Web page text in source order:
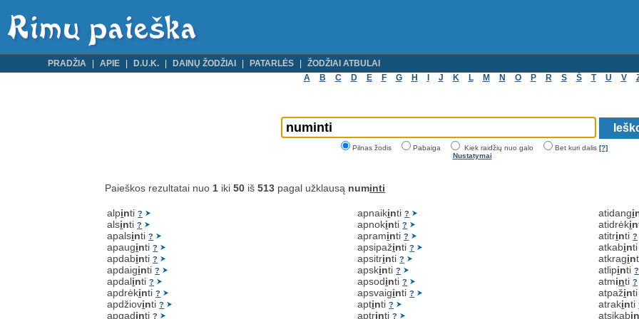
PRADŽIA APIE D.U.K. DAINŲ ŽODŽIAI PATARLĖS
ŽODŽIAI ATBULAI
A
B C D E F G H J K L M N O P R S Š T U V
Pilnas žodis Pabaiga Kiek raidžių nuo galo Bet kuri dalis [?]
Nustatymai
Paieškos rezultatai nuo 1 iki50 iš513 pagal užklausą numinti
alpinti?
alsinti?
apalsinti?
apauginti?
apdabinti?
apdaiginti?
apdalinti?
apdrėkinti?
apdžiovinti?
apgadinti?
apnaikinti?
apnokinti?
apraminti?
apsipažinti?
apsitrinti?
apskinti?
apsodinti?
apsvaiginti?
aptinti?
aptrinti?
atidangi
atidrėkin
atitrinti?
atkabin
atkragin
atlipinti?
atminti?
atpažin
atrakinti
atsikabi